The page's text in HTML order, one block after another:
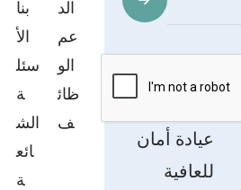
بنا
الأ
سئل
ة
الش
ائع
ة
الد
عم
الو
ظائ
ف
عيادة أمان
للعافية